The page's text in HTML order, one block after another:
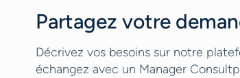
Partagez votre
Décrivez vos besoins sur notre
échangez avec un Manager